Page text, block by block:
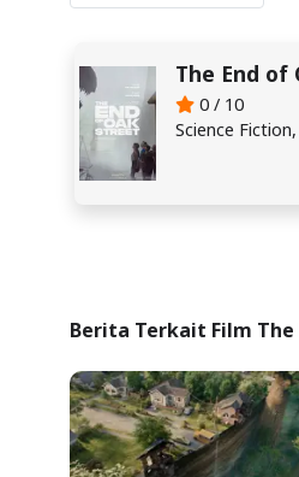
The End
0 / 10
Science
Berita Terkait Film